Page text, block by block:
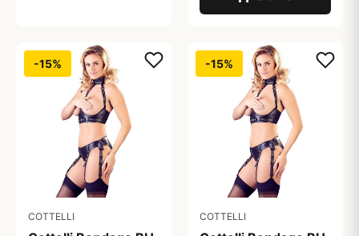
-15%
COTTELLI
-15%
COTTELLI